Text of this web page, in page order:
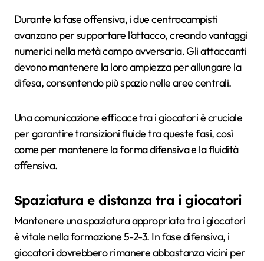
Durante la fase offensiva, i due centrocampisti
avanzano per supportare l’attacco, creando vantaggi
numerici nella metà campo avversaria. Gli attaccanti
devono mantenere la loro ampiezza per allungare la
difesa, consentendo più spazio nelle aree centrali.
Una comunicazione efficace tra i giocatori è cruciale
per garantire transizioni fluide tra queste fasi, così
come per mantenere la forma difensiva e la fluidità
offensiva.
Spaziatura e distanza tra i giocatori
Mantenere una spaziatura appropriata tra i giocatori
è vitale nella formazione 5-2-3. In fase difensiva, i
giocatori dovrebbero rimanere abbastanza vicini per